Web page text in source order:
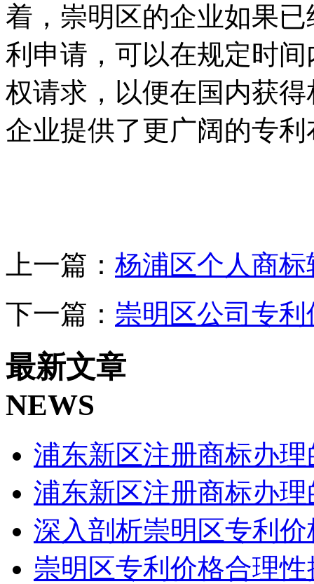
着，崇明区的企业如果
利申请，可以在规定时
权请求，以便在国内获
企业提供了更广阔的专
上一篇： 杨浦区个人商
下一篇： 崇明区公司专
最新文章
NEWS
浦东新区注册商标办
浦东新区注册商标办
深入剖析崇明区专利
崇明区专利价格合理性